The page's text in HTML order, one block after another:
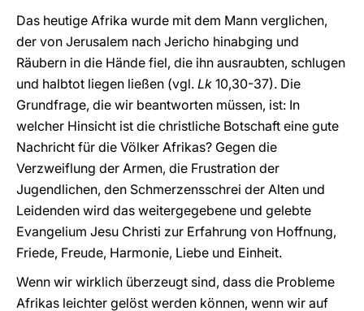
Das heutige Afrika wurde mit dem Mann verglichen,
der von Jerusalem nach Jericho hinabging und
Räubern in die Hände fiel, die ihn ausraubten, schlugen
und halbtot liegen ließen (vgl. Lk 10,30-37). Die
Grundfrage, die wir beantworten müssen, ist: In
welcher Hinsicht ist die christliche Botschaft eine gute
Nachricht für die Völker Afrikas? Gegen die
Verzweiflung der Armen, die Frustration der
Jugendlichen, den Schmerzensschrei der Alten und
Leidenden wird das weitergegebene und gelebte
Evangelium Jesu Christi zur Erfahrung von Hoffnung,
Friede, Freude, Harmonie, Liebe und Einheit.
Wenn wir wirklich überzeugt sind, dass die Probleme
Afrikas leichter gelöst werden können, wenn wir auf